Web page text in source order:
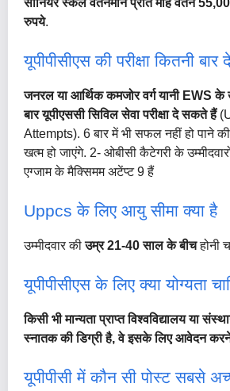
सीनियर स्केल वेतनमान प्रति माह वेतन
रुपये.
यूपीपीसीएस की परीक्षा कितनी
जनरल या आर्थिक कमजोर वर्ग यानी EWS के
बार यूपीएससी सिविल सेवा परीक्षा दे सकते हैं
Attempts). 6 बार में भी सफल नहीं हो पाने
खत्म हो जाएंगे. 2- ओबीसी कैटेगरी के
एग्जाम के मैक्सिमम अटेंप्ट 9 हैं
Uppcs के लिए आयु सीमा क्या है
उम्मीदवार कीउम्र 21-40 साल के बीचहोनी
यूपीपीसीएस के लिए क्या योग्यता
किसी भी मान्यता प्राप्त विश्वविद्यालय या
स्नातक की डिग्री है, वे इसके लिए आवेदन
यूपीपीसी में कौन सी पोस्ट सबसे